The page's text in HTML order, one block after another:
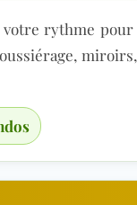
rythme